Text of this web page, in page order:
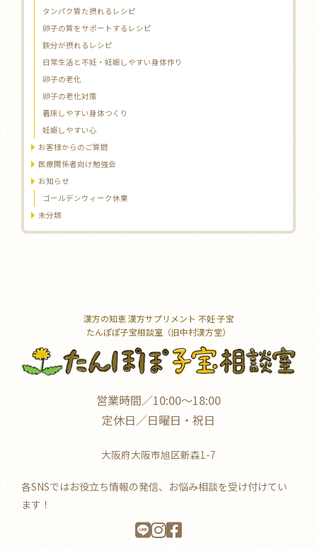
タンパク質た摂れるレシピ
卵子の質をサポートするレシピ
鉄分が摂れるレシピ
日常生活と不妊・妊娠しやすい身体作り
卵子の老化
卵子の老化対策
着床しやすい身体つくり
妊娠しやすい心
お客様からのご質問
医療関係者向け勉強会
お知らせ
ゴールデンウィーク休業
未分類
漢方の知恵 漢方サプリメント 不妊 子宝
たんぽぽ子宝相談室（旧中村漢方堂）
営業時間／10:00～18:00
定休日／日曜日・祝日
大阪府大阪市旭区新森1-7
各SNSではお役立ち情報の発信、お悩み相談を受け付けてい
ます！